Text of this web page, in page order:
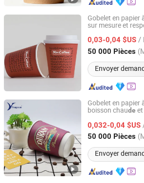
Gobelet en papier
sur mesure et
0,03-0,04 $US /
50 000 Pièces
Envoyer
Anhui Blum Paper & Plastic Co., Ltd.
Anhui, China Depuis 2025
Gobelet en papier
boisson chaude
10oz 12oz 14oz
0,032-0,04 $US
50 000 Pièces
Envoyer
Hangzhou Renmin Eco-Tech Co., Ltd.
Zhejiang, China Depuis